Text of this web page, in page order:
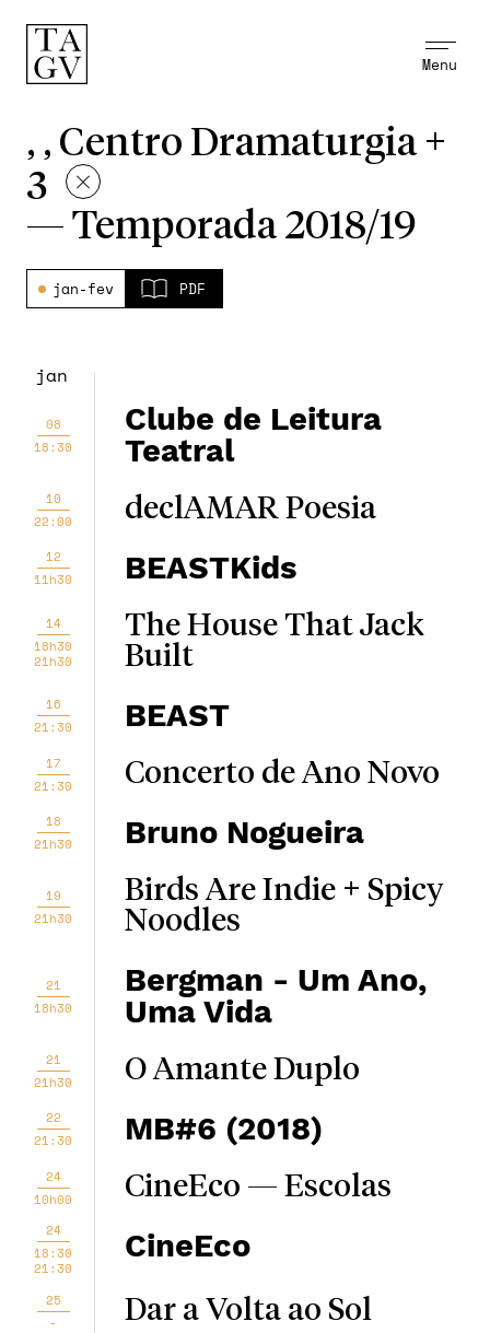
Menu
, , Centro Dramaturgia +
3
— Temporada 2018/19
jan-fev PDF
jan
08
18:30
Clube de Leitura
Teatral
10
22:00
declAMAR Poesia
12
11h30
BEASTKids
14
18h30
21h30
The House That Jack
Built
16
21:30
BEAST
17
21:30
Concerto de Ano Novo
18
21h30
Bruno Nogueira
19
21h30
Birds Are Indie + Spicy
Noodles
21
18h30
Bergman - Um Ano,
Uma Vida
21
21h30
O Amante Duplo
22
21:30
MB#6 (2018)
24
10h00
CineEco — Escolas
24
18:30
21:30
CineEco
25
-
Dar a Volta ao Sol